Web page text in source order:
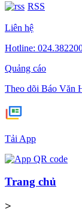
RSS
Liên hệ
Hotline:
Quảng cáo
Theo dõi Báo Văn
Tải App
Trang chủ
>